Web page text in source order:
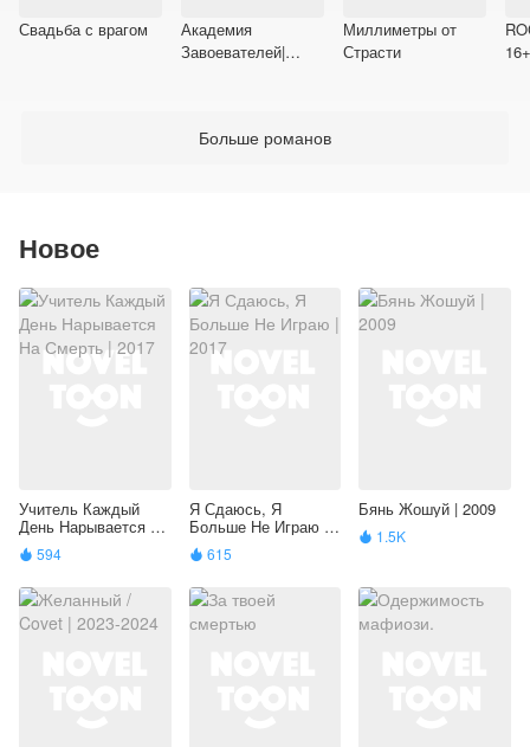
Свадьба с врагом
Академия
Завоевателей|
Миллиметры от
Страсти
16+
Больше романов
Новое
Учитель Каждый
День Нарывается На
Смерть | 2017
 594
Я Сдаюсь, Я
Больше Не Играю |
2017
 615
Бянь Жошуй | 2009
 1.5K